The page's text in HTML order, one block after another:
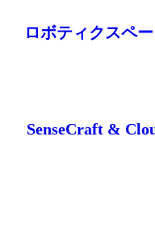
ロボティクスペ
SenseCraft &